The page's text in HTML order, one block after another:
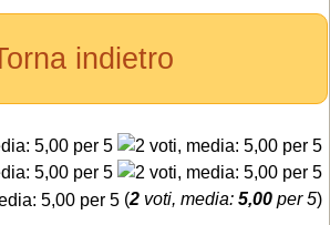
indietro
(2 voti, media: 5,00 per 5)